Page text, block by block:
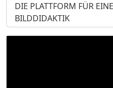
DIE PLATTFORM FÜR
BILDDIDAKTIK